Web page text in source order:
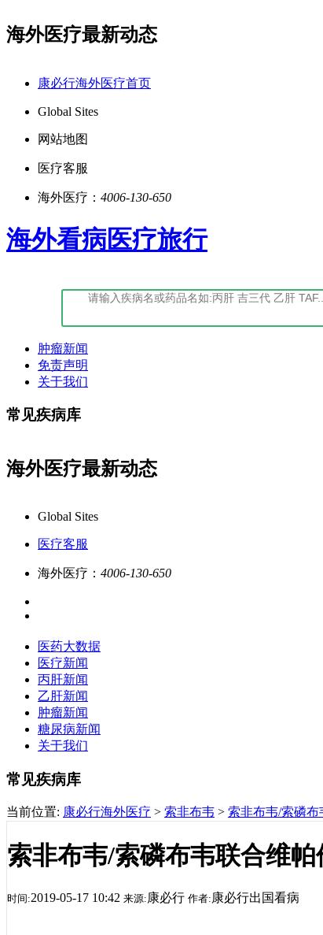
海外医疗最新动态
康必行海外医疗首页
Global Sites
网站地图
医疗客服
海外医疗： 4006-130-650
海外看病医疗旅行
肿瘤新闻
免责声明
关于我们
常见疾病库
海外医疗最新动态
Global Sites
医疗客服
海外医疗： 4006-130-650
医药大数据
医疗新闻
丙肝新闻
乙肝新闻
肿瘤新闻
糖尿病新闻
关于我们
常见疾病库
当前位置: 康必行海外医疗 > 索非布韦 > 索非布韦/索磷
索非布韦/索磷布韦联合维
时间:2019-05-17 10:42 来源: 康必行 作者: 康必行出国看病